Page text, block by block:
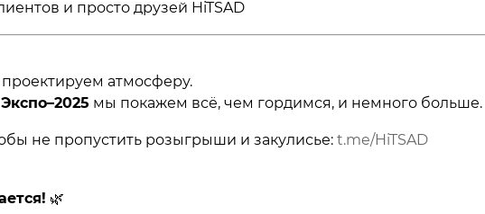
и просто друзей HiTSAD
атмосферу.
мы покажем всё, чем гордимся, и немного больше.
не пропустить розыгрыши и закулисье: t.me/HiTSAD
🌿